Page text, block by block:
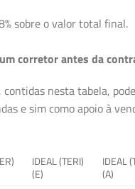
sobre o valor total final.
um corretor antes da
nesta tabela,
e sim como apoio à
IDEAL (TERI)
(E)
IDEAL
(A)